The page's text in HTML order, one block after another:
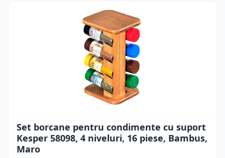
Set borcane pentru condimente cu suport
Kesper 58098, 4 niveluri, 16 piese, Bambus,
Maro